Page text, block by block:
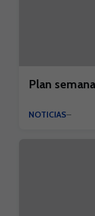
Plan
NOTICIAS